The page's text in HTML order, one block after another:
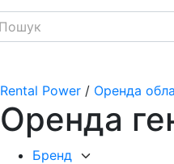
Rental Power / Оренда
Оренда
Бренд